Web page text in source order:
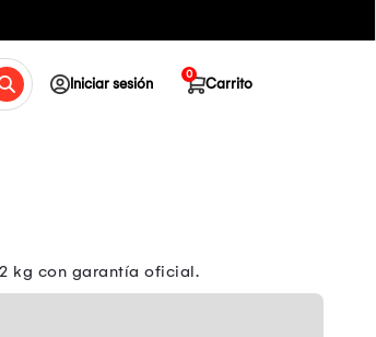
Iniciar sesión Carrito
0
kg con garantía oficial.